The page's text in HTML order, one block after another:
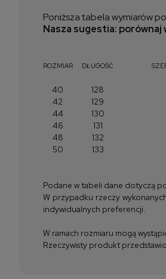
Poniższa tabela wymiarów
Nasza sugestia: porównaj
ROZMIAR DŁUGOŚĆ
40 128
42
129
44
130
46
131
48
132
50
133
Podane w tabeli dane dotyczą
W przypadku rzeczy
indywidualnych preferencji.
W ramach rozmiaru mogą
Rzeczywisty produkt